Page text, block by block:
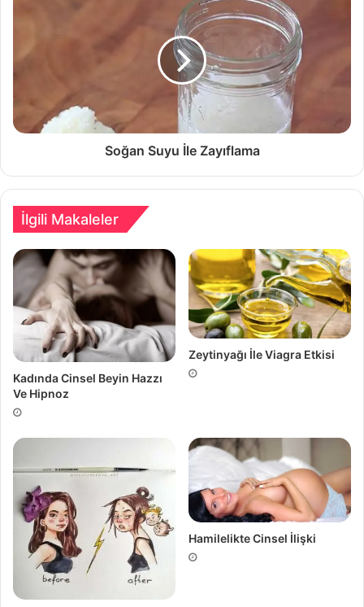
Soğan Suyu İle Zayıflama
İlgili Makaleler
Kadında Cinsel Beyin Hazzı
Ve Hipnoz
Zeytinyağı İle Viagra Etkisi
Hamilelikte Cinsel İlişki